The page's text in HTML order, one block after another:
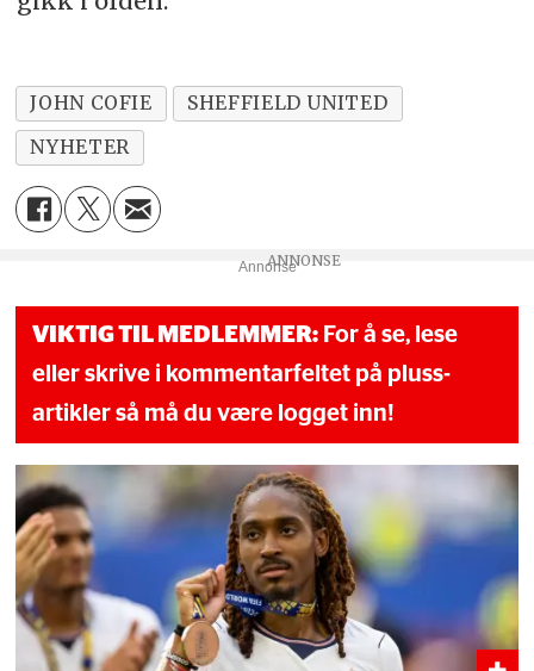
JOHN COFIE
SHEFFIELD UNITED
NYHETER
Annonse
VIKTIG TIL MEDLEMMER: For å se, lese
eller skrive i kommentarfeltet på pluss-
artikler så må du være logget inn!